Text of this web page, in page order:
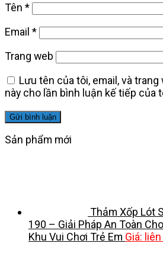
Tên *
Email *
Trang web
Lưu tên của tôi, email, và
này cho lần bình luận kế tiếp của
Sản phẩm mới
Thảm Xốp Lót
190 – Giải Pháp An Toàn
Khu Vui Chơi Trẻ Em Giá: